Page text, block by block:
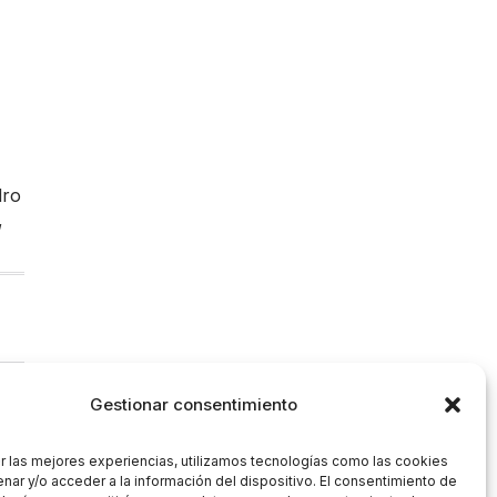
Gestionar consentimiento
las mejores experiencias, utilizamos tecnologías como las cookies
y/o acceder a la información del dispositivo. El consentimiento de